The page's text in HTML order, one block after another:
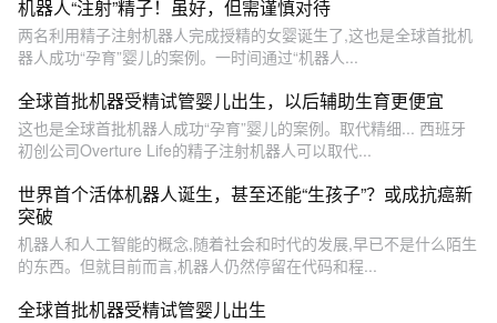
机器人“注射”精子！虽好，但需谨慎对待
两名利用精子注射机器人完成授精的女婴诞生了,这也是全球首批机
器人成功“孕育”婴儿的案例。一时间通过“机器人...
全球首批机器受精试管婴儿出生，以后辅助生育更便宜
这也是全球首批机器人成功“孕育”婴儿的案例。取代精细... 西班牙
初创公司Overture Life的精子注射机器人可以取代...
世界首个活体机器人诞生，甚至还能“生孩子”？或成抗癌新
突破
机器人和人工智能的概念,随着社会和时代的发展,早已不是什么陌生
的东西。但就目前而言,机器人仍然停留在代码和程...
全球首批机器受精试管婴儿出生